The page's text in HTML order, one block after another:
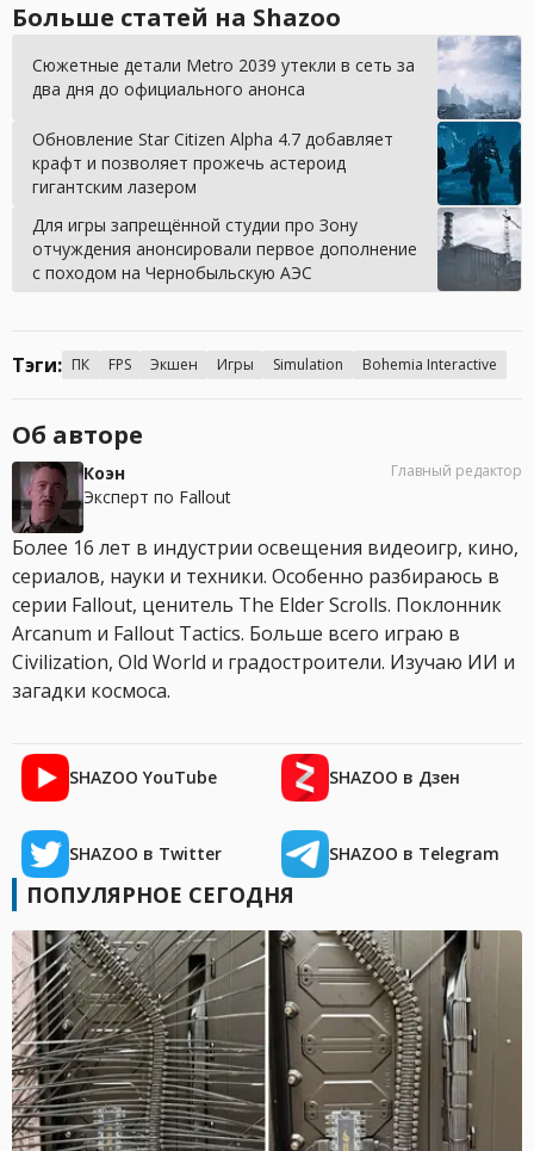
Больше статей на Shazoo
Сюжетные детали Metro 2039 утекли в сеть за
два дня до официального анонса
Обновление Star Citizen Alpha 4.7 добавляет
крафт и позволяет прожечь астероид
гигантским лазером
Для игры запрещённой студии про Зону
отчуждения анонсировали первое дополнение
с походом на Чернобыльскую АЭС
Тэги: ПК FPS Экшен Игры Simulation Bohemia Interactive
Об авторе
Коэн
Эксперт по Fallout
Главный редактор
Более 16 лет в индустрии освещения видеоигр, кино,
сериалов, науки и техники. Особенно разбираюсь в
серии Fallout, ценитель The Elder Scrolls. Поклонник
Arcanum и Fallout Tactics. Больше всего играю в
Civilization, Old World и градостроители. Изучаю ИИ и
загадки космоса.
SHAZOO YouTube SHAZOO в Дзен
SHAZOO в Twitter SHAZOO в Telegram
ПОПУЛЯРНОЕ СЕГОДНЯ